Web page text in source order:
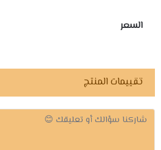
السعر
تقييمات المنتج